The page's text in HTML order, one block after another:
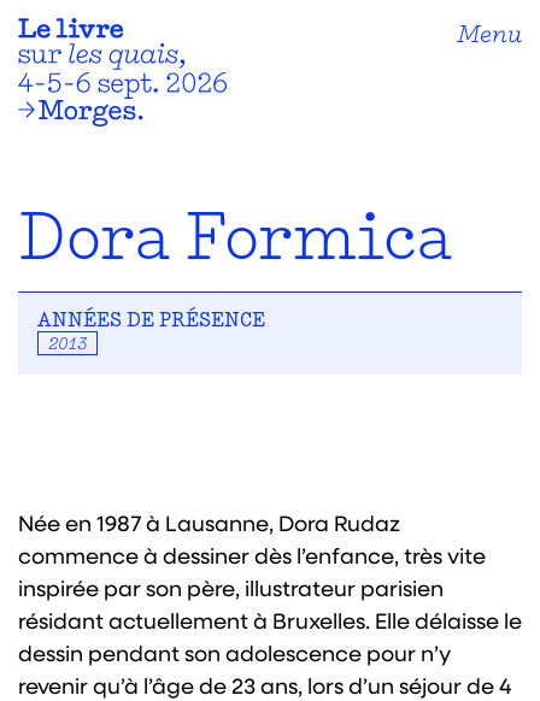
Menu
Dora Formica
ANNÉES DE PRÉSENCE
2013
Née en 1987 à Lausanne, Dora Rudaz
commence à dessiner dès l’enfance, très vite
inspirée par son père, illustrateur parisien
résidant actuellement à Bruxelles. Elle délaisse le
dessin pendant son adolescence pour n’y
revenir qu’à l’âge de 23 ans, lors d’un séjour de 4